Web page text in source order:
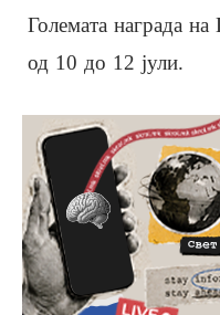
Големата награда на
од 10 до 12 јули.